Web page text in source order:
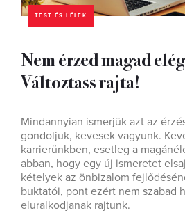
TEST ÉS LÉLEK
Nem érzed magad
Változtass rajta!
Mindannyian ismerjük azt az
gondoljuk, kevesek vagyunk.
karrierünkben, esetleg a
abban, hogy egy új ismeretet
kételyek az önbizalom
buktatói, pont ezért nem szabad
eluralkodjanak rajtunk.